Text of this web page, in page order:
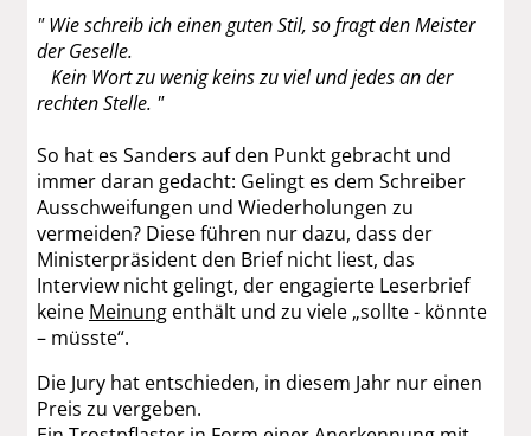
" Wie schreib ich einen guten Stil, so fragt den Meister
der Geselle.
Kein Wort zu wenig keins zu viel und jedes an der
rechten Stelle. "
So hat es Sanders auf den Punkt gebracht und
immer daran gedacht: Gelingt es dem Schreiber
Ausschweifungen und Wiederholungen zu
vermeiden? Diese führen nur dazu, dass der
Ministerpräsident den Brief nicht liest, das
Interview nicht gelingt, der engagierte Leserbrief
keine Meinung enthält und zu viele „sollte - könnte
– müsste“.
Die Jury hat entschieden, in diesem Jahr nur einen
Preis zu vergeben.